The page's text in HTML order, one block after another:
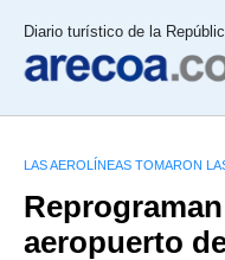
Diario turístico de la
LAS AEROLÍNEAS TOMARON
aeropuerto